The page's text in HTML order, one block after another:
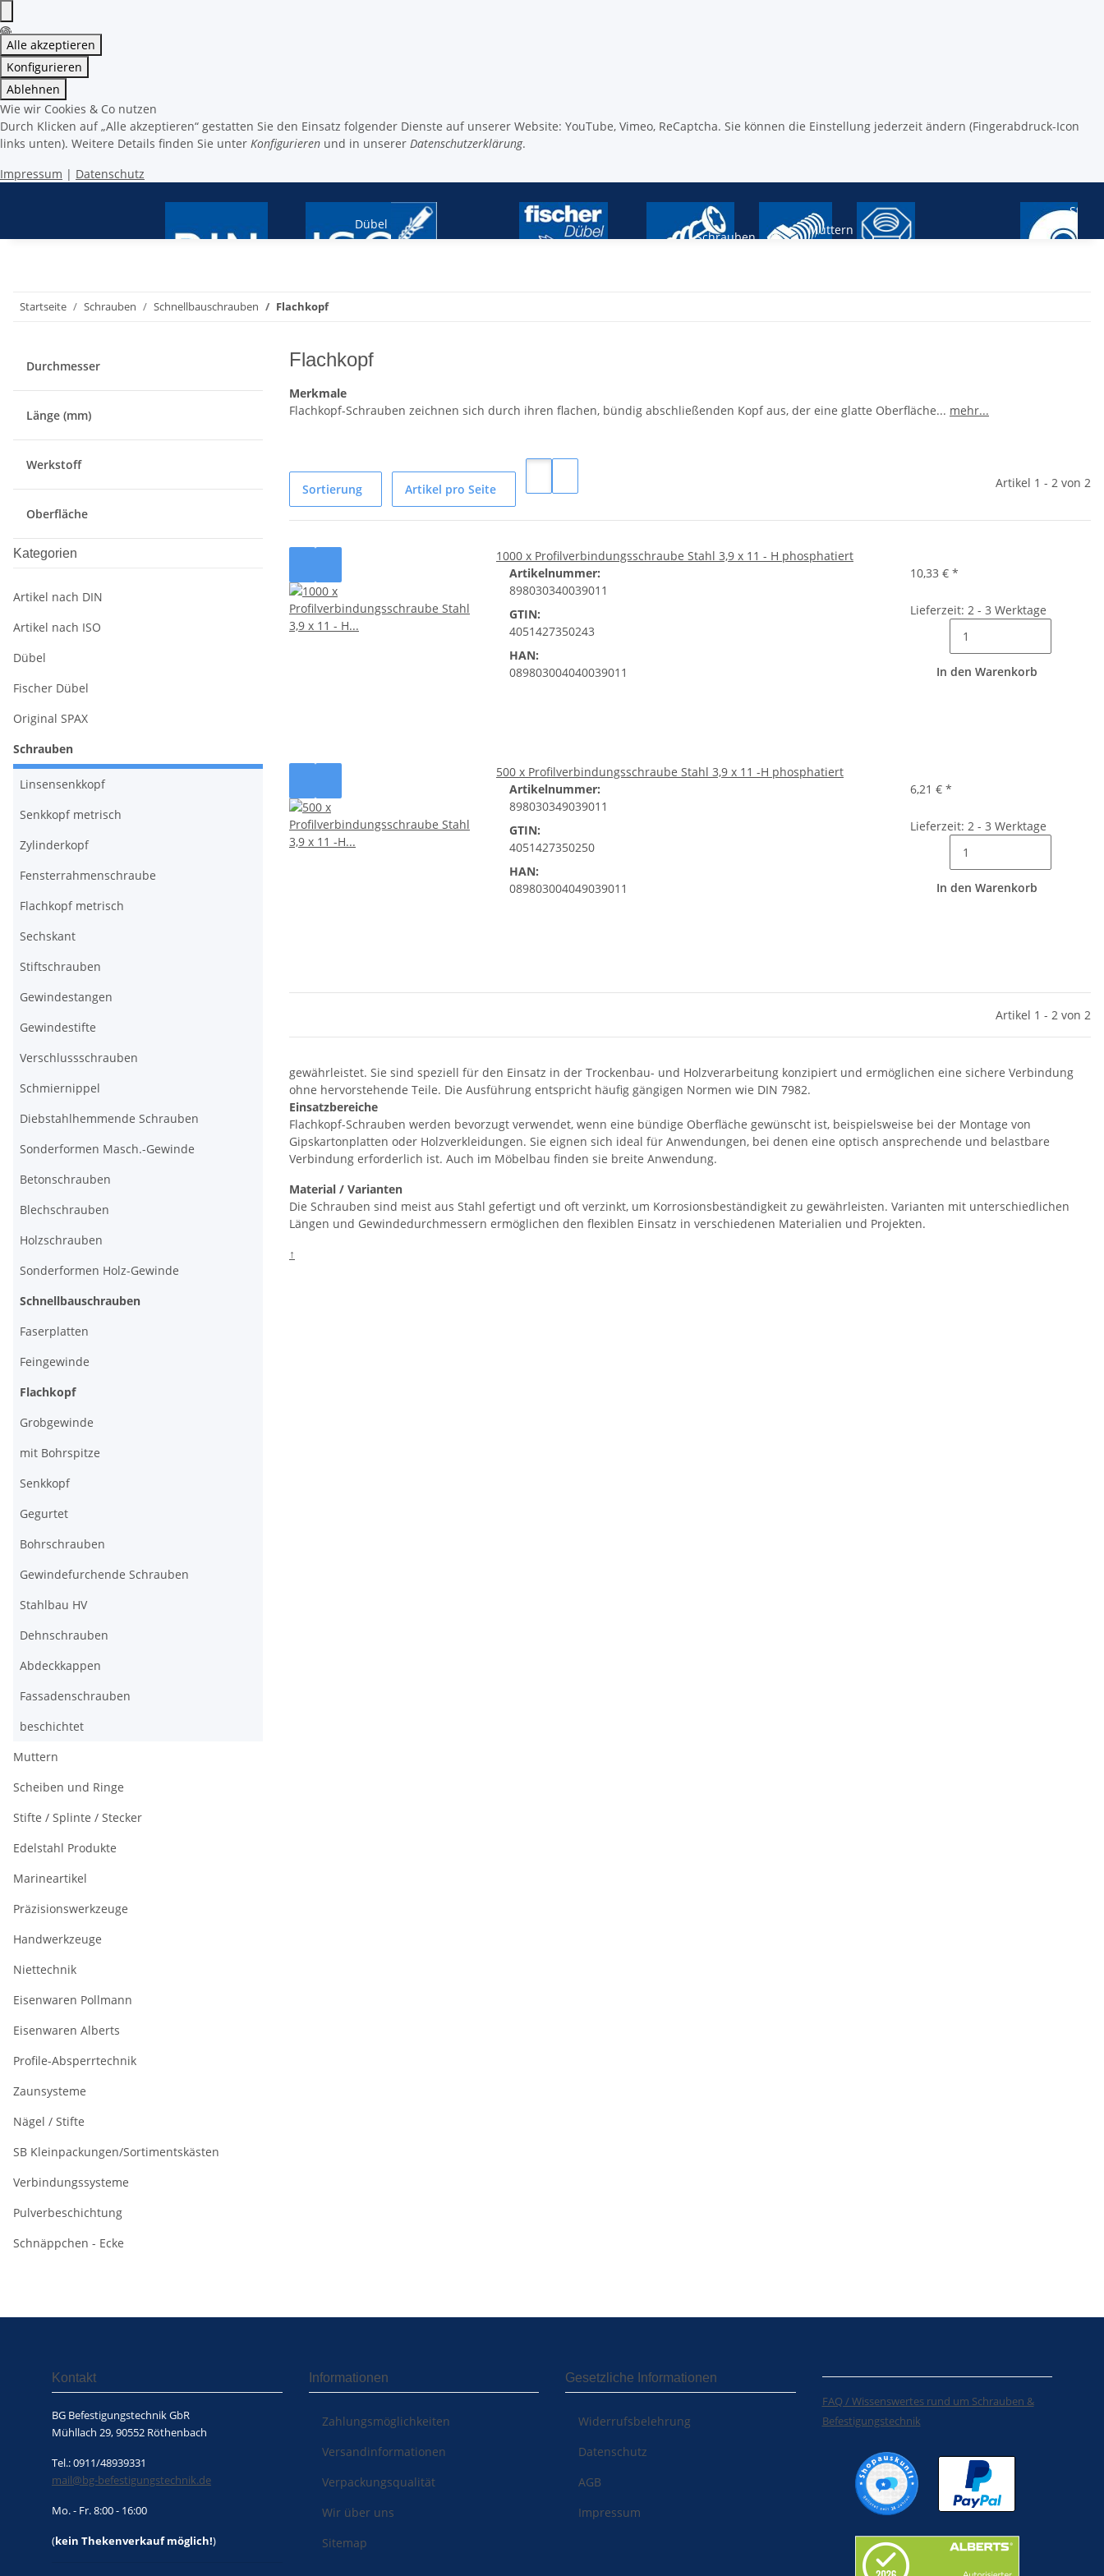
Alle akzeptieren
Konfigurieren
Ablehnen
Wie wir Cookies & Co nutzen
Durch Klicken auf „Alle akzeptieren“ gestatten Sie den Einsatz folgender Dienste auf unserer Website: YouTube, Vimeo, ReCaptcha. Sie können die Einstellung jederzeit ändern (Fingerabdruck-Icon
links unten). Weitere Details finden Sie unter Konfigurieren und in unserer Datenschutzerklärung.
Impressum | Datenschutz
Dübel
Schrauben Muttern
Stifte
Startseite Schrauben Schnellbauschrauben Flachkopf
Flachkopf
Merkmale
Flachkopf-Schrauben zeichnen sich durch ihren flachen, bündig abschließenden Kopf aus, der eine glatte Oberfläche... mehr...
Sortierung Artikel pro Seite Artikel 1 - 2 von 2
1000 x Profilverbindungsschraube Stahl 3,9 x 11 - H phosphatiert
Artikelnummer:
898030340039011
GTIN:
4051427350243
HAN:
089803004040039011
10,33 € *
Lieferzeit: 2 - 3 Werktage
In den Warenkorb
500 x Profilverbindungsschraube Stahl 3,9 x 11 -H phosphatiert
Artikelnummer:
898030349039011
GTIN:
4051427350250
HAN:
089803004049039011
6,21 € *
Lieferzeit: 2 - 3 Werktage
In den Warenkorb
Artikel 1 - 2 von 2
gewährleistet. Sie sind speziell für den Einsatz in der Trockenbau- und Holzverarbeitung konzipiert und ermöglichen eine sichere Verbindung
ohne hervorstehende Teile. Die Ausführung entspricht häufig gängigen Normen wie DIN 7982.
Einsatzbereiche
Flachkopf-Schrauben werden bevorzugt verwendet, wenn eine bündige Oberfläche gewünscht ist, beispielsweise bei der Montage von
Gipskartonplatten oder Holzverkleidungen. Sie eignen sich ideal für Anwendungen, bei denen eine optisch ansprechende und belastbare
Verbindung erforderlich ist. Auch im Möbelbau finden sie breite Anwendung.
Material / Varianten
Die Schrauben sind meist aus Stahl gefertigt und oft verzinkt, um Korrosionsbeständigkeit zu gewährleisten. Varianten mit unterschiedlichen
Längen und Gewindedurchmessern ermöglichen den flexiblen Einsatz in verschiedenen Materialien und Projekten.
↑
Durchmesser
Länge (mm)
Werkstoff
Oberfläche
Kategorien
Artikel nach DIN
Artikel nach ISO
Dübel
Fischer Dübel
Original SPAX
Schrauben
Linsensenkkopf
Senkkopf metrisch
Zylinderkopf
Fensterrahmenschraube
Flachkopf metrisch
Sechskant
Stiftschrauben
Gewindestangen
Gewindestifte
Verschlussschrauben
Schmiernippel
Diebstahlhemmende Schrauben
Sonderformen Masch.-Gewinde
Betonschrauben
Blechschrauben
Holzschrauben
Sonderformen Holz-Gewinde
Schnellbauschrauben
Faserplatten
Feingewinde
Flachkopf
Grobgewinde
mit Bohrspitze
Senkkopf
Gegurtet
Bohrschrauben
Gewindefurchende Schrauben
Stahlbau HV
Dehnschrauben
Abdeckkappen
Fassadenschrauben
beschichtet
Muttern
Scheiben und Ringe
Stifte / Splinte / Stecker
Edelstahl Produkte
Marineartikel
Präzisionswerkzeuge
Handwerkzeuge
Niettechnik
Eisenwaren Pollmann
Eisenwaren Alberts
Profile-Absperrtechnik
Zaunsysteme
Nägel / Stifte
SB Kleinpackungen/Sortimentskästen
Verbindungssysteme
Pulverbeschichtung
Schnäppchen - Ecke
Kontakt
BG Befestigungstechnik GbR
Mühllach 29, 90552 Röthenbach
Tel.: 0911/48939331
mail@bg-befestigungstechnik.de
Mo. - Fr. 8:00 - 16:00
(kein Thekenverkauf möglich!)
Informationen
Zahlungsmöglichkeiten
Versandinformationen
Verpackungsqualität
Wir über uns
Sitemap
Gesetzliche Informationen
Widerrufsbelehrung
Datenschutz
AGB
Impressum
FAQ / Wissenswertes rund um Schrauben &
Befestigungstechnik